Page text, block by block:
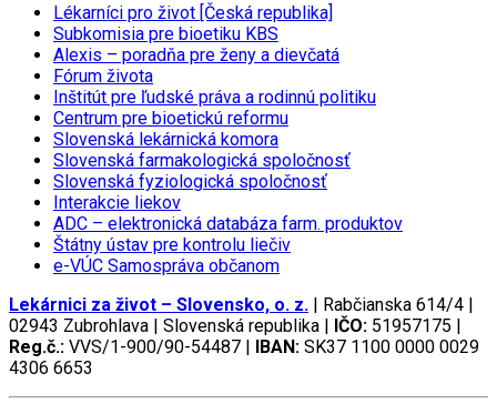
Lékarníci pro život [Česká republika]
Subkomisia pre bioetiku KBS
Alexis – poradňa pre ženy a dievčatá
Fórum života
Inštitút pre ľudské práva a rodinnú politiku
Centrum pre bioetickú reformu
Slovenská lekárnická komora
Slovenská farmakologická spoločnosť
Slovenská fyziologická spoločnosť
Interakcie liekov
ADC – elektronická databáza farm. produktov
Štátny ústav pre kontrolu liečiv
e-VÚC Samospráva občanom
Lekárnici za život – Slovensko, o. z. | Rabčianska 614/4 |
02943 Zubrohlava | Slovenská republika | IČO: 51957175 |
Reg.č.: VVS/1-900/90-54487 | IBAN: SK37 1100 0000 0029
4306 6653